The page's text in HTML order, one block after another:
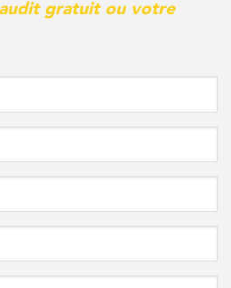
gratuit ou votre